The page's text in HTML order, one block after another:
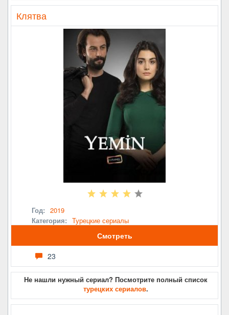
Клятва
Год: 2019
Категория: Турецкие сериалы
Смотреть
23
Не нашли нужный сериал? Посмотрите полный список
турецких сериалов.